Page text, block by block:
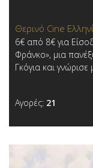
Θερινό Cine
6€ από 8€ για
Φράνκο», μια
Γκόγια και
Αγορές: 21